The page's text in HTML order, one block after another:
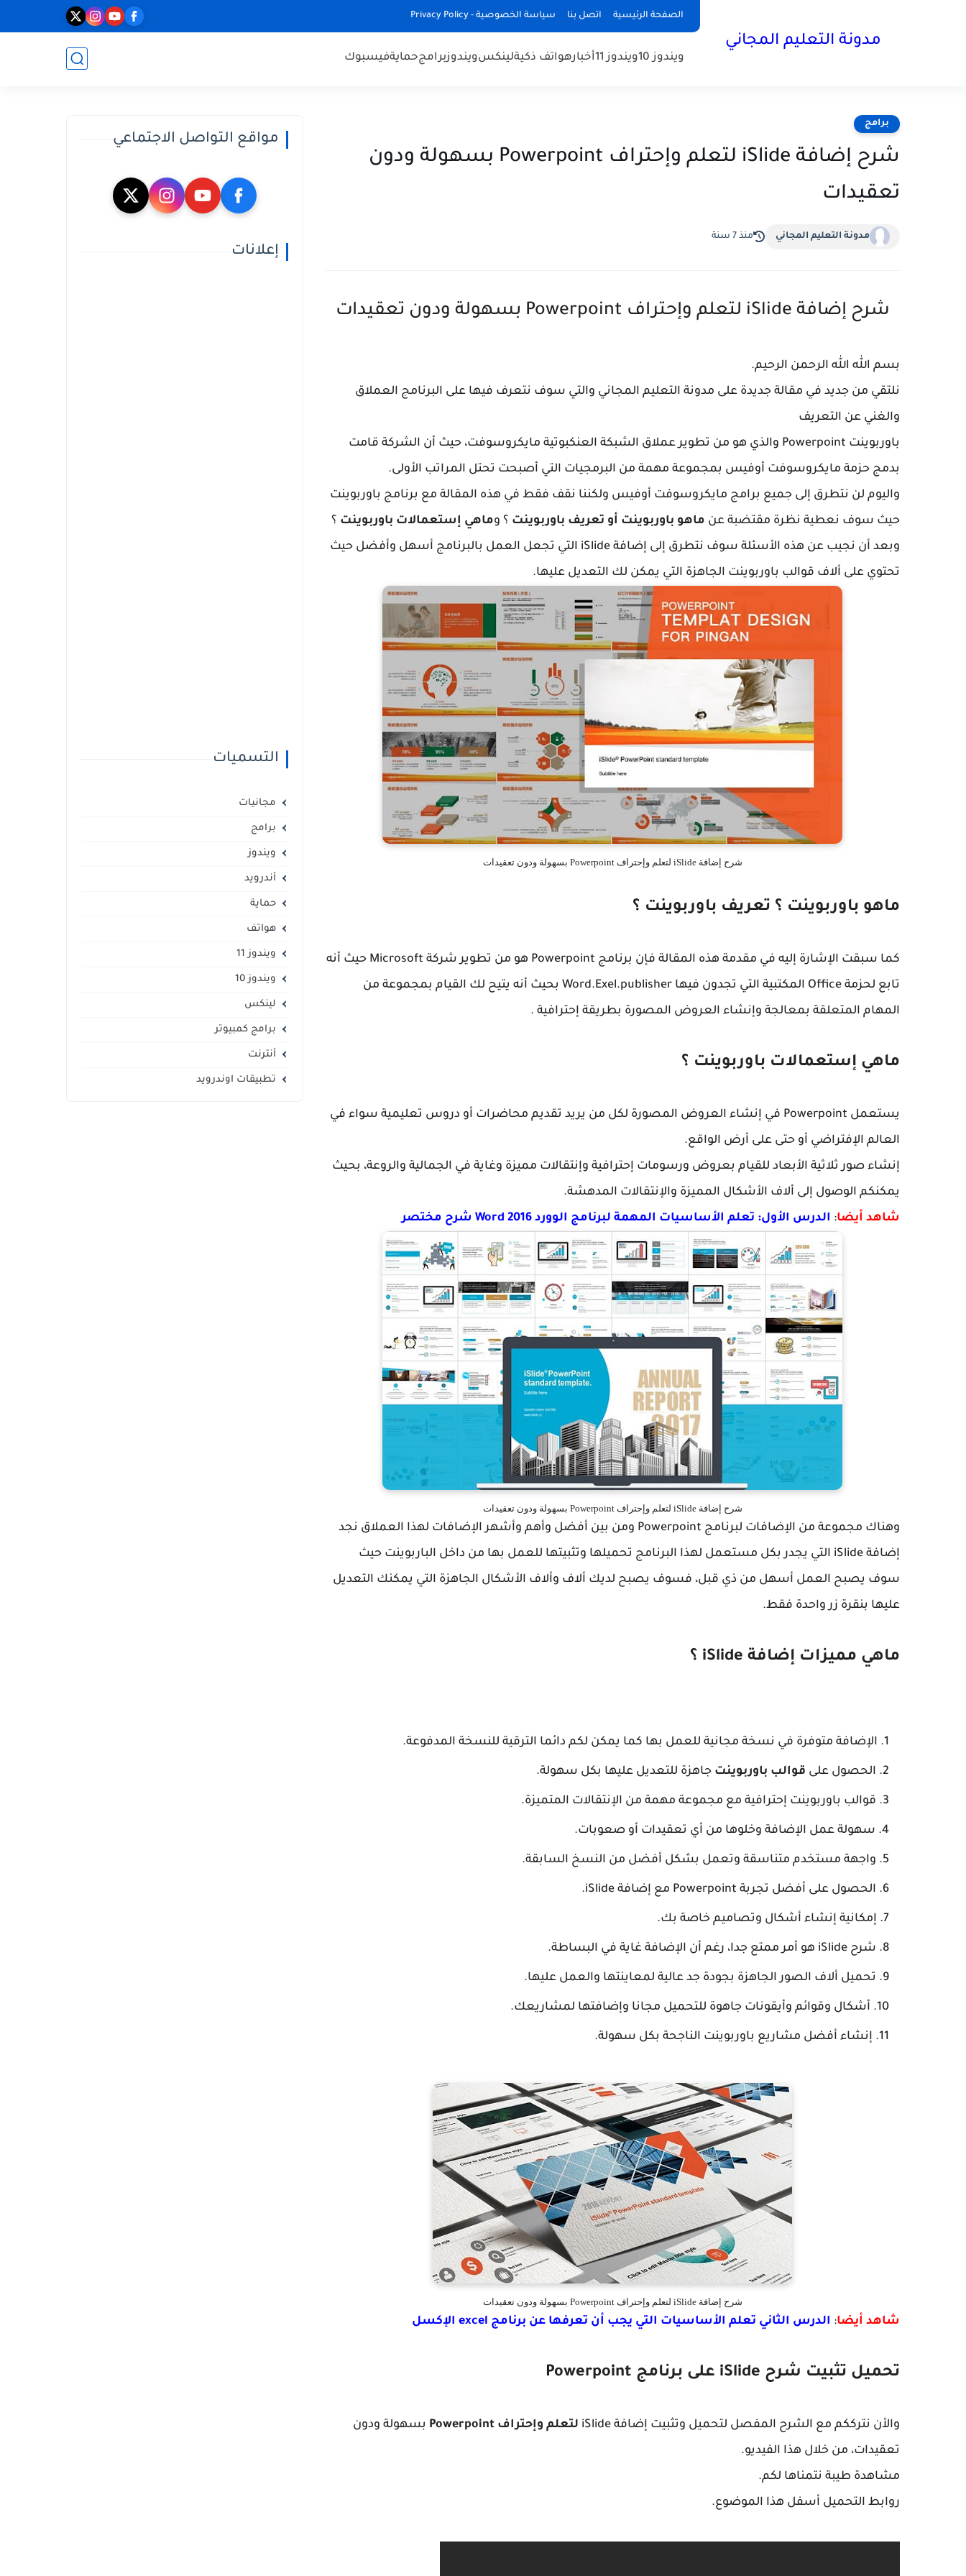
الصفحة الرئيسية اتصل بنا سياسة الخصوصية - Privacy Policy
مدونة التعليم المجاني
ويندوز 10 ويندوز 11 أخبارهواتف ذكيةلينكسويندوزبرامجحمايةفيسبوك
برامج
شرح إضافة iSlide لتعلم وإحتراف Powerpoint بسهولة ودون
تعقيدات
مدونة التعليم المجاني منذ 7 سنة
شرح إضافة iSlide لتعلم وإحتراف Powerpoint بسهولة ودون تعقيدات
بسم الله الله الرحمن الرحيم.
نلتقي من جديد في مقالة جديدة على مدونة التعليم المجاني والتي سوف نتعرف فيها على البرنامج العملاق
والغني عن التعريف
باوربوينت Powerpoint والذي هو من تطوير عملاق الشبكة العنكبوتية مايكروسوفت، حيث أن الشركة قامت
بدمج حزمة مايكروسوفت أوفيس بمجموعة مهمة من البرمجيات التي أصبحت تحتل المراتب الأولى.
واليوم لن نتطرق إلى جميع برامج مايكروسوفت أوفيس ولكننا نقف فقط في هذه المقالة مع برنامج باوربوينت
حيث سوف نعطية نظرة مقتضبة عن ماهو باوربوينت أو تعريف باوربوينت ؟ وماهي إستعمالات باوربوينت ؟
وبعد أن نجيب عن هذه الأسئلة سوف نتطرق إلى إضافة iSlide التي تجعل العمل بالبرنامج أسهل وأفضل حيث
تحتوي على ألاف قوالب باوربوينت الجاهزة التي يمكن لك التعديل عليها.
شرح إضافة iSlide لتعلم وإحتراف Powerpoint بسهولة ودون تعقيدات
ماهو باوربوينت ؟ تعريف باوربوينت ؟
كما سبقت الإشارة إليه في مقدمة هذه المقالة فإن برنامج Powerpoint هو من تطوير شركة Microsoft حيث أنه
تابع لحزمة Office المكتبية التي تجدون فيها Word.Exel.publisher بحيث أنه يتيح لك القيام بمجموعة من
المهام المتعلقة بمعالجة وإنشاء العروض المصورة بطريقة إحترافية .
ماهي إستعمالات باوربوينت ؟
يستعمل Powerpoint في إنشاء العروض المصورة لكل من يريد تقديم محاضرات أو دروس تعليمية سواء في
العالم الإفتراضي أو حتى على أرض الواقع.
إنشاء صور ثلاثية الأبعاد للقيام بعروض ورسومات إحترافية وإنتقالات مميزة وغاية في الجمالية والروعة، بحيث
يمكنكم الوصول إلى ألاف الأشكال المميزة والإنتقالات المدهشة.
شاهد أيضا: الدرس الأول: تعلم الأساسيات المهمة لبرنامج الوورد Word 2016 شرح مختصر
شرح إضافة iSlide لتعلم وإحتراف Powerpoint بسهولة ودون تعقيدات
وهناك مجموعة من الإضافات لبرنامج Powerpoint ومن بين أفضل وأهم وأشهر الإضافات لهذا العملاق نجد
إضافة iSlide التي يجدر بكل مستعمل لهذا البرنامج تحميلها وتثبيتها للعمل بها من داخل الباربوينت حيث
سوف يصبح العمل أسهل من ذي قبل، فسوف يصبح لديك ألاف وألاف الأشكال الجاهزة التي يمكنك التعديل
عليها بنقرة زر واحدة فقط.
ماهي مميزات إضافة iSlide ؟
الإضافة متوفرة في نسخة مجانية للعمل بها كما يمكن لكم دائما الترقية للنسخة المدفوعة.
الحصول على قوالب باوربوينت جاهزة للتعديل عليها بكل سهولة.
قوالب باوربوينت إحترافية مع مجموعة مهمة من الإنتقالات المتميزة.
سهولة عمل الإضافة وخلوها من أي تعقيدات أو صعوبات.
واجهة مستخدم متناسقة وتعمل بشكل أفضل من النسخ السابقة.
الحصول على أفضل تجربة Powerpoint مع إضافة iSlide.
إمكانية إنشاء أشكال وتصاميم خاصة بك.
شرح iSlide هو أمر ممتع جدا، رغم أن الإضافة غاية في البساطة.
تحميل ألاف الصور الجاهزة بجودة جد عالية لمعاينتها والعمل عليها.
أشكال وقوائم وأيقونات جاهوة للتحميل مجانا وإضافتها لمشاريعك.
إنشاء أفضل مشاريع باوربوينت الناجحة بكل سهولة.
شرح إضافة iSlide لتعلم وإحتراف Powerpoint بسهولة ودون تعقيدات
شاهد أيضا: الدرس الثاني تعلم الأساسيات التي يجب أن تعرفها عن برنامج excel الإكسل
تحميل تثبيت شرح iSlide على برنامج Powerpoint
والأن نترككم مع الشرح المفصل لتحميل وتثبيت إضافة iSlide لتعلم وإحتراف Powerpoint
بسهولة ودون
تعقيدات، من خلال هذا الفيديو.
مشاهدة طيبة نتمناها لكم.
روابط التحميل أسفل هذا الموضوع.
مواقع التواصل الاجتماعي
إعلانات
التسميات
مجانيات
برامج
ويندوز
أندرويد
حماية
هواتف
ويندوز 11
ويندوز 10
لينكس
برامج كمبيوتر
أنترنت
تطبيقات اوندرويد